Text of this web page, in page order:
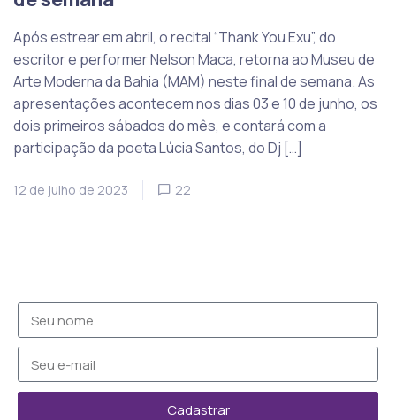
Após estrear em abril, o recital “Thank You Exu”, do
escritor e performer Nelson Maca, retorna ao Museu de
Arte Moderna da Bahia (MAM) neste final de semana. As
apresentações acontecem nos dias 03 e 10 de junho, os
dois primeiros sábados do mês, e contará com a
participação da poeta Lúcia Santos, do Dj […]
12 de julho de 2023 22
Cadastrar